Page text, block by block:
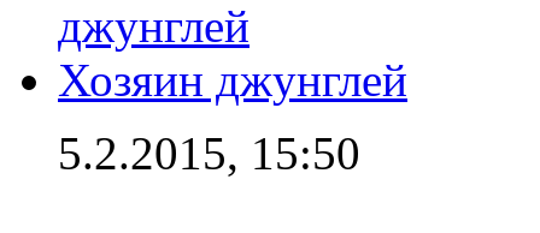
Хозяин джунглей
5.2.2015, 15:50